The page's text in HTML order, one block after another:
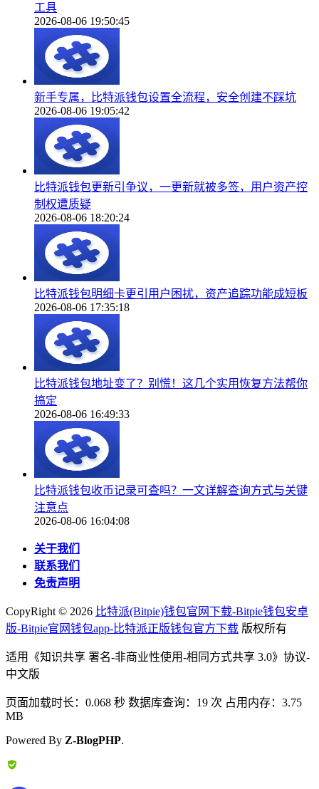
工具
2026-08-06 19:50:45
新手专属，比特派钱包设置全流程，安全创建不踩坑
2026-08-06 19:05:42
比特派钱包更新引争议，一更新就被多签，用户资产控
制权遭质疑
2026-08-06 18:20:24
比特派钱包明细卡更引用户困扰，资产追踪功能成短板
2026-08-06 17:35:18
比特派钱包地址变了？别慌！这几个实用恢复方法帮你
搞定
2026-08-06 16:49:33
比特派钱包收币记录可查吗？一文详解查询方式与关键
注意点
2026-08-06 16:04:08
关于我们
联系我们
免责声明
CopyRight © 2026 比特派(Bitpie)钱包官网下载-Bitpie钱包安卓
版-Bitpie官网钱包app-比特派正版钱包官方下载 版权所有
适用《知识共享 署名-非商业性使用-相同方式共享 3.0》协议-
中文版
页面加载时长：0.068 秒 数据库查询：19 次 占用内存：3.75
MB
Powered By Z-BlogPHP.